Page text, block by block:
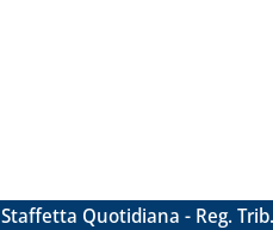
Staffetta Quotidiana - Reg.